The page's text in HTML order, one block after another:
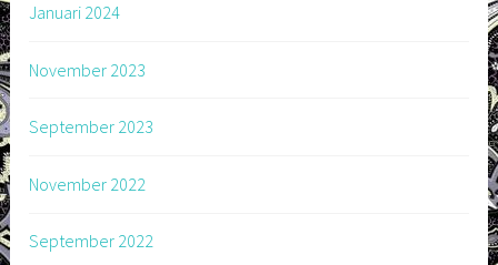
Januari 2024
November 2023
September 2023
November 2022
September 2022